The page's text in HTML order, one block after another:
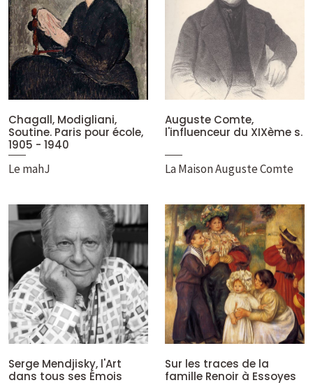
Chagall, Modigliani,
Soutine. Paris pour école,
1905 - 1940
Le mahJ
Auguste Comte,
l'influenceur du XIXème s.
La Maison Auguste Comte
Serge Mendjisky, l'Art
dans tous ses Émois
Sur les traces de la
famille Renoir à Essoyes